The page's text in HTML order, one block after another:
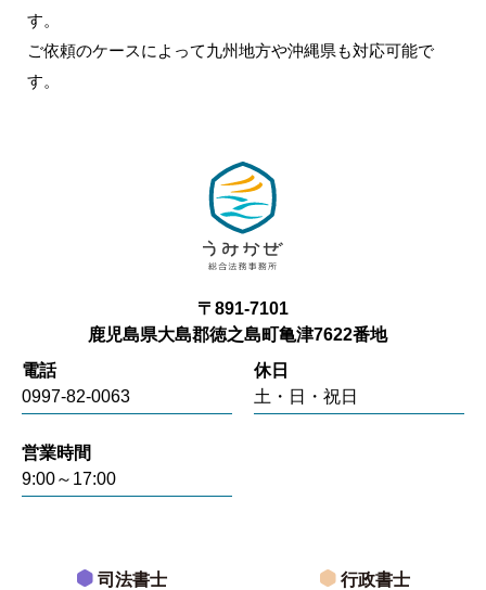
す。
ご依頼のケースによって九州地方や沖縄県も対応可能で
す。
〒891-7101
鹿児島県大島郡徳之島町亀津7622番地
電話
0997-82-0063
休日
土・日・祝日
営業時間
9:00～17:00
司法書士 行政書士